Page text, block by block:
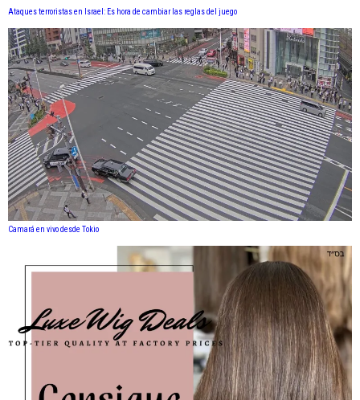
Ataques terroristas en Israel: Es hora de cambiar las reglas del juego
Camará en vivo desde Tokio